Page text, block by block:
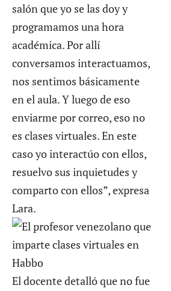
salón que yo se las doy y
programamos una hora
académica. Por allí
conversamos interactuamos,
nos sentimos básicamente
en el aula. Y luego de eso
enviarme por correo, eso no
es clases virtuales. En este
caso yo interactúo con ellos,
resuelvo sus inquietudes y
comparto con ellos”, expresa
Lara.
El docente detalló que no fue